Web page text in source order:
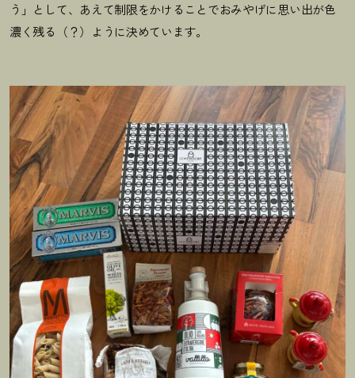
う」として、あえて制限をかけることでおみやげに思い出が色
濃く残る（？）ように決めています。